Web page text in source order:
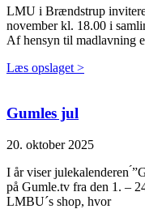
LMU i Brændstrup
november kl. 18.00 i
Af hensyn til madlavning
Læs opslaget >
Gumles jul
20. oktober 2025
I år viser julekalenderen
på Gumle.tv fra den 1. –
LMBU´s shop, hvor